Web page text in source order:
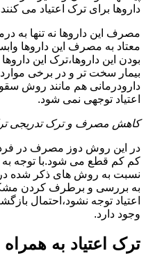
داروها برای ترک اعتیاد می
مصرف این داروها نه تنها به
معتاد به مصرف این داروها
بودن این داروها،ترک این
بیمار سخت تر و در برخی
دارودرمانی هم مانند روش
اعتیاد توجهی نمی شود.
کاهش مصرف و ترک تدریجی
در این روش دوز مصرف در
کم کم قطع می شود.با توجه
نسبت به روش های ذکر شده در
به بررسی و برطرف کردن
اعتیاد توجه نشود،احتمال
وجود دارد.
ترک اعتیاد به